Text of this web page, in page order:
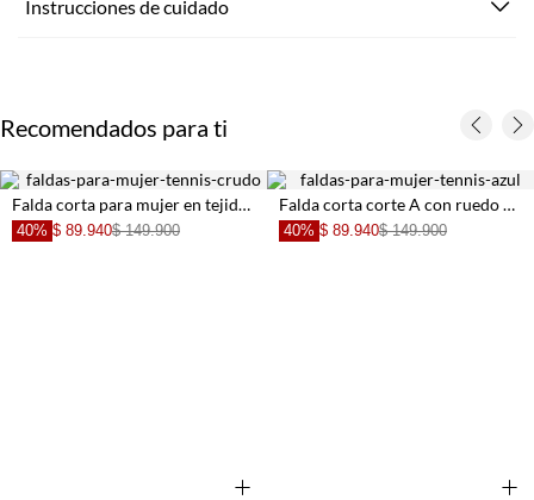
Instrucciones de cuidado
Recomendados para ti
+
Falda corta para mujer en tejido ligero color crema silueta globo con cintura fruncida
40% $ 89.940$ 149.900
+
Falda corta corte A con ruedo deshilachado en algodón azul para mujer
40% $ 89.940$ 149.900